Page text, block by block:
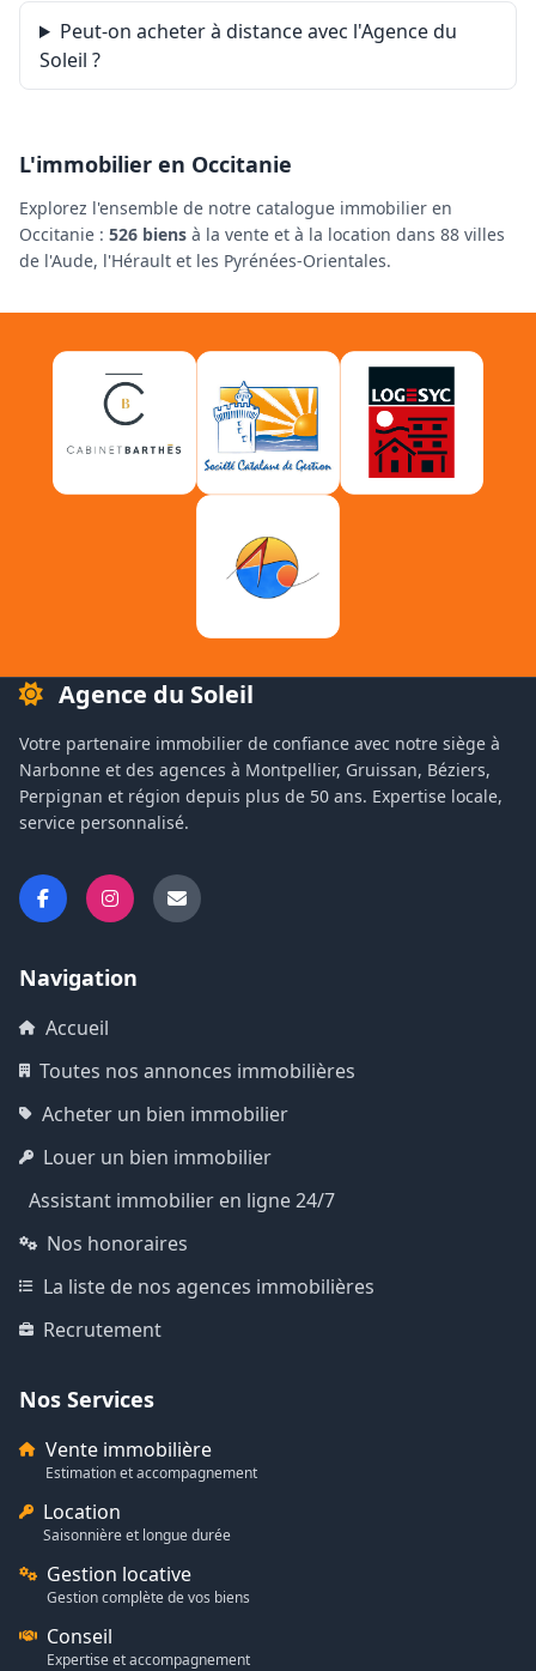
Peut-on acheter à distance avec l'Agence du
Soleil ?
L'immobilier en Occitanie
Explorez l'ensemble de notre catalogue immobilier en
Occitanie : 526 biens à la vente et à la location dans 88 villes
de l'Aude, l'Hérault et les Pyrénées-Orientales.
Agence du Soleil
Votre partenaire immobilier de confiance avec notre siège à
Narbonne et des agences à Montpellier, Gruissan, Béziers,
Perpignan et région depuis plus de 50 ans. Expertise locale,
service personnalisé.
Navigation
Accueil
Toutes nos annonces immobilières
Acheter un bien immobilier
Louer un bien immobilier
Assistant immobilier en ligne 24/7
Nos honoraires
La liste de nos agences immobilières
Recrutement
Nos Services
Vente immobilière
Estimation et accompagnement
Location
Saisonnière et longue durée
Gestion locative
Gestion complète de vos biens
Conseil
Expertise et accompagnement